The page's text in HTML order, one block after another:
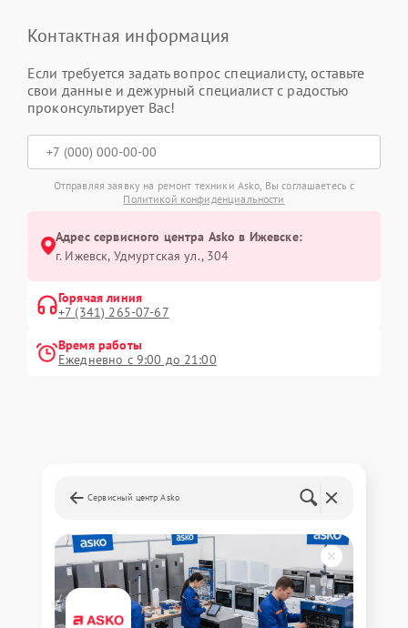
Контактная информация
Если требуется задать вопрос специалисту, оставьте
свои данные и дежурный специалист с радостью
проконсультирует Вас!
Отправляя заявку на ремонт техники Asko, Вы соглашаетесь с
Политикой конфиденциальности
Адрес сервисного центра Asko в Ижевске:
г. Ижевск, Удмуртская ул., 304
Горячая линия
+7 (341) 265-07-67
Время работы
Ежедневно с 9:00 до 21:00
Сервисный центр Asko